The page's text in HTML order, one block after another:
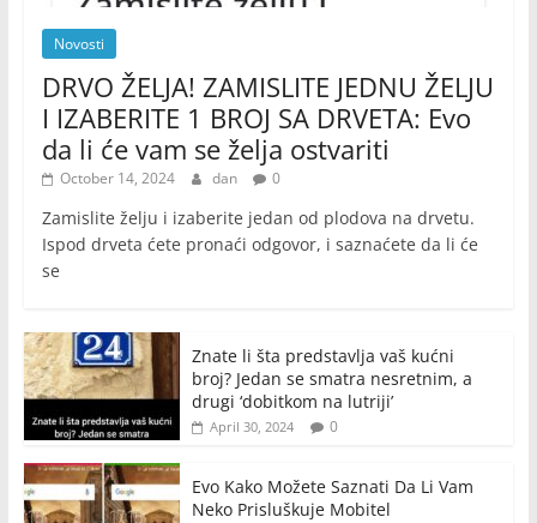
Novosti
DRVO ŽELJA! ZAMISLITE JEDNU ŽELJU
I IZABERITE 1 BROJ SA DRVETA: Evo
da li će vam se želja ostvariti
October 14, 2024 dan 0
Zamislite želju i izaberite jedan od plodova na drvetu.
Ispod drveta ćete pronaći odgovor, i saznaćete da li će
se
Znate li šta predstavlja vaš kućni
broj? Jedan se smatra nesretnim, a
drugi ‘dobitkom na lutriji’
April 30, 2024 0
Evo Kako Možete Saznati Da Li Vam
Neko Prisluškuje Mobitel